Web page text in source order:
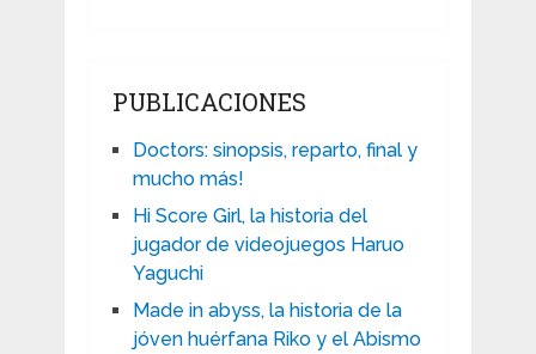
PUBLICACIONES
Doctors: sinopsis, reparto, final y
mucho más!
Hi Score Girl, la historia del
jugador de videojuegos Haruo
Yaguchi
Made in abyss, la historia de la
jóven huérfana Riko y el Abismo